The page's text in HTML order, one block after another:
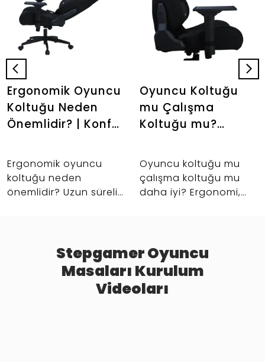
Ergonomik Oyuncu
Koltuğu Neden
Önemlidir? | Konfor
Stepgamer
Ergonomik oyuncu
koltuğu neden
önemlidir? Uzun süreli
verimli setup için
rehberi inceleyin.
Oyuncu Koltuğu
mu Çalışma
Koltuğu mu?
Mantıklı? |
Stepgamer
Oyuncu koltuğu mu
çalışma koltuğu mu
daha iyi? Ergonomi,
koltuk seçimi rehberi.
Stepgamer Oyuncu
Masaları Kurulum
Videoları